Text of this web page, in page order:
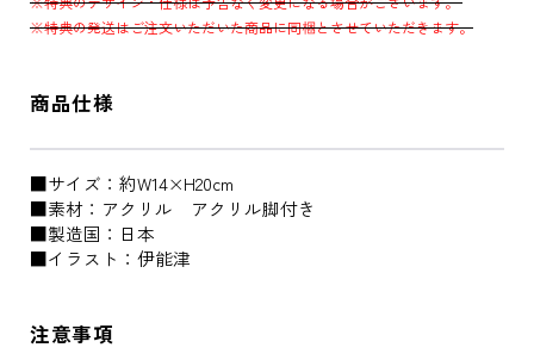
※特典の発送はご注文いただいた商品に同梱とさせていただきます。
商品仕様
■サイズ：約W14×H20cm
■素材：アクリル アクリル脚付き
■製造国：日本
■イラスト：伊能津
注意事項